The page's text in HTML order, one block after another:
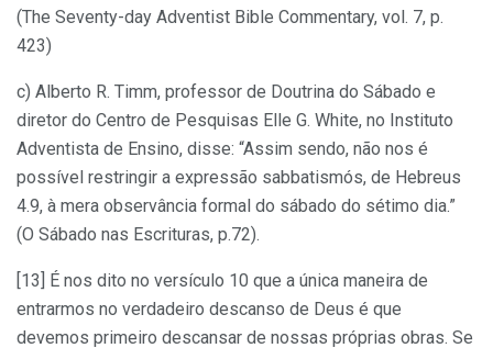
(The Seventy-day Adventist Bible Commentary, vol. 7, p.
423)
c) Alberto R. Timm, professor de Doutrina do Sábado e
diretor do Centro de Pesquisas Elle G. White, no Instituto
Adventista de Ensino, disse: “Assim sendo, não nos é
possível restringir a expressão sabbatismós, de Hebreus
4.9, à mera observância formal do sábado do sétimo dia.”
(O Sábado nas Escrituras, p.72).
[13] É nos dito no versículo 10 que a única maneira de
entrarmos no verdadeiro descanso de Deus é que
devemos primeiro descansar de nossas próprias obras. Se